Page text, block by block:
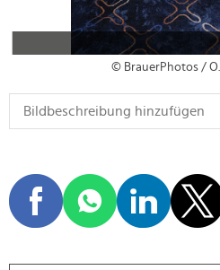
© BrauerPhotos /